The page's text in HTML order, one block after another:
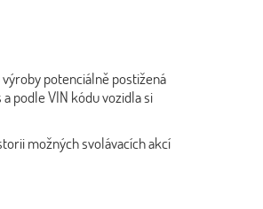
potenciálně postižená
podle VIN kódu vozidla si
možných svolávacích akcí